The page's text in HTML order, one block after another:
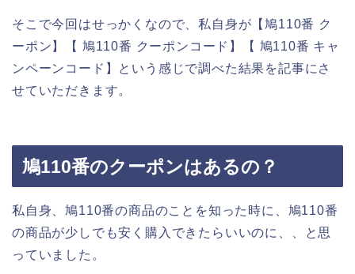
そこで今回はせっかくなので、私自身が【鳩110番 ク
ーポン】【 鳩110番 クーポンコード】【 鳩110番 キャ
ンペーンコード】という感じで調べた結果を記事にさ
せていただきます。
鳩110番のクーポンはあるの？
私自身、鳩110番の商品のことを知った時に、鳩110番
の商品が少しでも安く購入できたらいいのに、、と思
っていました。